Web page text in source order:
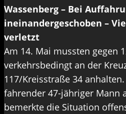
Wassenberg – Bei
ineinandergeschoben –
verletzt
Am 14. Mai mussten gegen
verkehrsbedingt an der
117/Kreisstraße 34
fahrender 47-jähriger Mann
bemerkte die Situation